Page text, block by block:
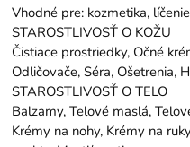
Vhodné pre: kozmetika,
STAROSTLIVOSŤ O KOŽU
Čistiace prostriedky, Očné
Odličovače, Séra, Ošetrenia,
STAROSTLIVOSŤ O TELO
Balzamy, Telové maslá,
Krémy na nohy, Krémy na